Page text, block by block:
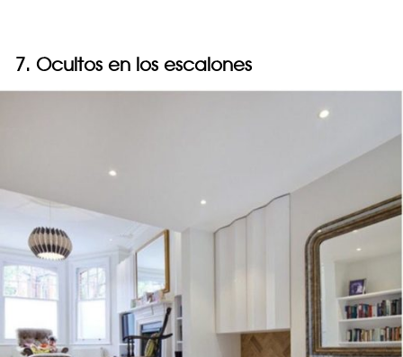
7. Ocultos en los escalones